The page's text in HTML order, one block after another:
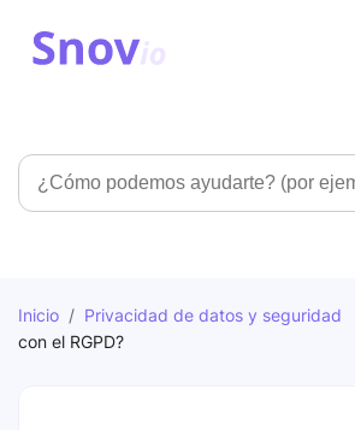
Búsqueda
Inicio / Privacidad de datos y seguridad
con el RGPD?